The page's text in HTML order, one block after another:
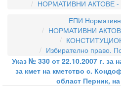
НОРМАТИВНИ АКТОВЕ
ЕПИ
НОРМАТИВНИ
Избирателно право.
Указ № 330 от 22.10.2007 г. за
за кмет на кметство с.
област Перник, на